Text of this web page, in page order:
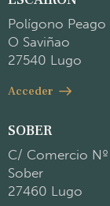
Polígono Peago
O Saviñao
27540 Lugo
Acceder
SOBER
C/ Comercio Nº
Sober
27460 Lugo